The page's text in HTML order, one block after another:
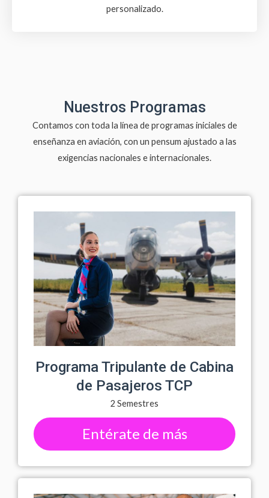
personalizado.
Nuestros Programas
Contamos con toda la línea de programas iniciales de
enseñanza en aviación, con un pensum ajustado a las
exigencias nacionales e internacionales.
Programa Tripulante de Cabina
de Pasajeros TCP
2 Semestres
Entérate de más